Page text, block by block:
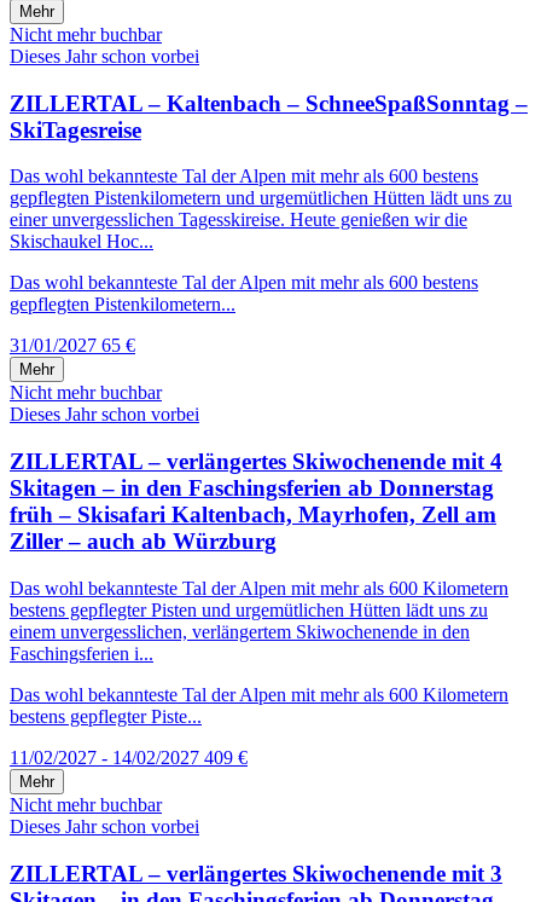
Mehr
Nicht mehr buchbar
Dieses Jahr schon vorbei
ZILLERTAL – Kaltenbach – SchneeSpaßSonntag –
SkiTagesreise
Das wohl bekannteste Tal der Alpen mit mehr als 600 bestens
gepflegten Pistenkilometern und urgemütlichen Hütten lädt uns zu
einer unvergesslichen Tagesskireise. Heute genießen wir die
Skischaukel Hoc...
Das wohl bekannteste Tal der Alpen mit mehr als 600 bestens
gepflegten Pistenkilometern...
31/01/2027 65 €
Mehr
Nicht mehr buchbar
Dieses Jahr schon vorbei
ZILLERTAL – verlängertes Skiwochenende mit 4
Skitagen – in den Faschingsferien ab Donnerstag
früh – Skisafari Kaltenbach, Mayrhofen, Zell am
Ziller – auch ab Würzburg
Das wohl bekannteste Tal der Alpen mit mehr als 600 Kilometern
bestens gepflegter Pisten und urgemütlichen Hütten lädt uns zu
einem unvergesslichen, verlängertem Skiwochenende in den
Faschingsferien i...
Das wohl bekannteste Tal der Alpen mit mehr als 600 Kilometern
bestens gepflegter Piste...
11/02/2027 - 14/02/2027 409 €
Mehr
Nicht mehr buchbar
Dieses Jahr schon vorbei
ZILLERTAL – verlängertes Skiwochenende mit 3